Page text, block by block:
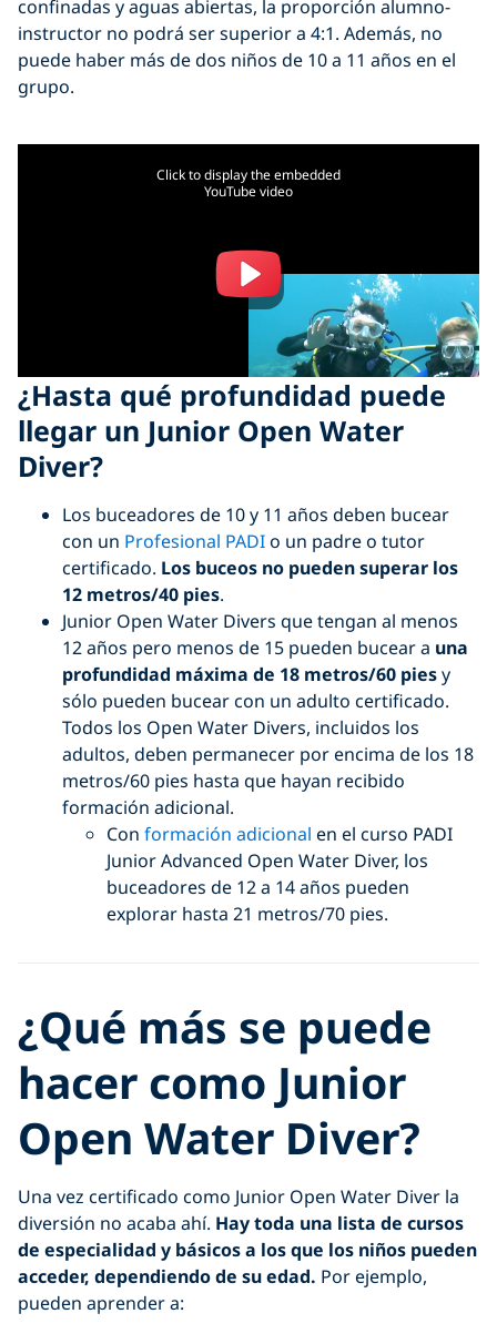
confinadas y aguas abiertas, la proporción alumno-
instructor no podrá ser superior a 4:1. Además, no
puede haber más de dos niños de 10 a 11 años en el
grupo.
Click to display the embedded
YouTube video
¿Hasta qué profundidad puede
llegar un Junior Open Water
Diver?
Los buceadores de 10 y 11 años deben bucear
con un Profesional PADIo un padre o tutor
certificado. Los buceos no pueden superar los
12 metros/40 pies.
Junior Open Water Divers que tengan al menos
12 años pero menos de 15 pueden bucear a una
profundidad máxima de 18 metros/60 piesy
sólo pueden bucear con un adulto certificado.
Todos los Open Water Divers, incluidos los
adultos, deben permanecer por encima de los 18
metros/60 pies hasta que hayan recibido
formación adicional.
Con formación adicional en el curso PADI
Junior Advanced Open Water Diver, los
buceadores de 12 a 14 años pueden
explorar hasta 21 metros/70 pies.
¿Qué más se puede
hacer como Junior
Open Water Diver?
Una vez certificado como Junior Open Water Diver la
diversión no acaba ahí. Hay toda una lista de cursos
de especialidad y básicos a los que los niños pueden
acceder, dependiendo de su edad. Por ejemplo,
pueden aprender a: